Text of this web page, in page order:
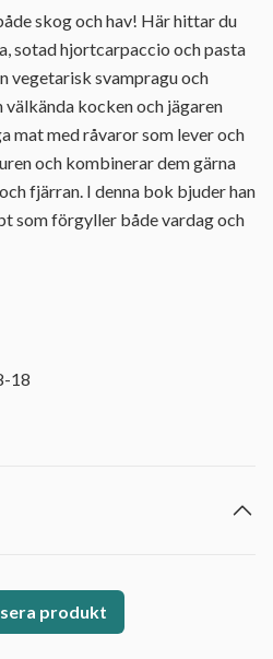
skog och hav! Här hittar du
sotad hjortcarpaccio och pasta
vegetarisk svampragu och
kocken och jägaren
mat med råvaror som lever och
och kombinerar dem gärna
fjärran. I denna bok bjuder han
som förgyller både vardag och
18
produkt